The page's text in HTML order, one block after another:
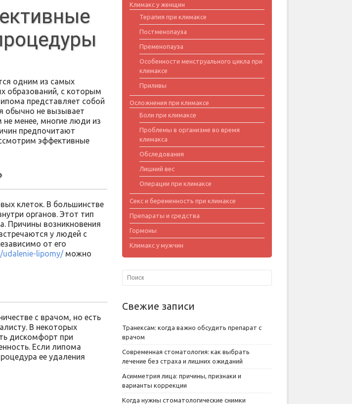
одним из самых
образований, с которым
представляет собой
обычно не вызывает
менее, многие люди из
предпочитают
эффективные
клеток. В большинстве
органов. Этот тип
Причины возникновения
у людей с
от его
udalenie-lipomy/можно
с врачом, но есть
В некоторых
дискомфорт при
Если липома
ее удаления
Климакс у женщин
Терапия при климаксе
Постменопауза
Пременопауза
Особенности менструального цикла при
климаксе
Приливы
Осложнения при климаксе
Боли при климаксе
Проблемы в организме во время
климакса
Обследования
Лишний вес
Операции при климаксе
Секс и беременность при климаксе
Препараты и средства
Гормоны
Климакс у мужчин
Свежие записи
Транексам: когда важно обсудить препарат с
врачом
Современная стоматология: как выбрать
лечение без страха и лишних ожиданий
Асимметрия лица: причины, признаки и
варианты коррекции
Когда нужны стоматологические снимки